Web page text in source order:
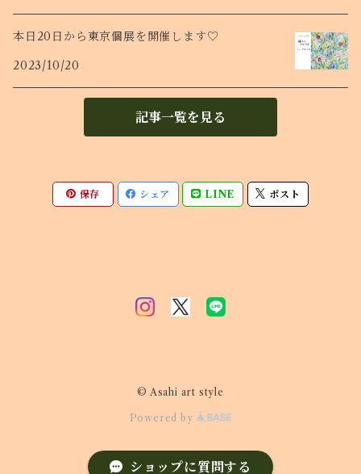
本日20日から東京個展を開催します♡
2023/10/20
記事一覧を見る
保存 シェア LINE ポスト
© Asahi art style
Powered by
ショップに質問する